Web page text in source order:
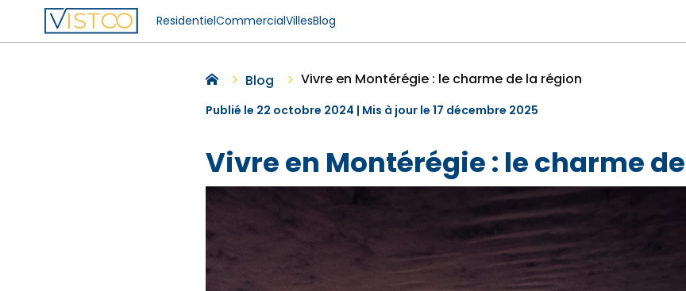
ResidentielCommercialVillesBlog
Blog Vivre en Montérégie : le charme de la région
Publié le 22 octobre 2024 | Mis à jour le 17 décembre 2025
Vivre en Montérégie : le charme